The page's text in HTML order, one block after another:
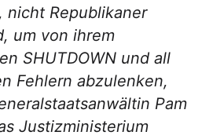
nicht Republikaner
um von ihrem
SHUTDOWN und all
Fehlern abzulenken,
Pam
Justizministerium